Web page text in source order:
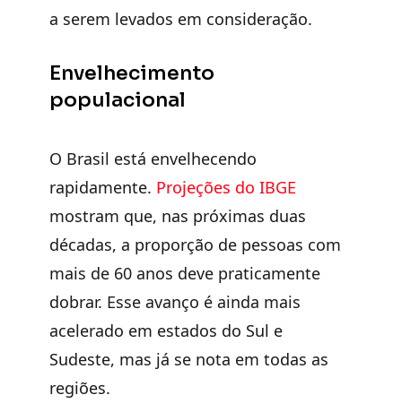
a serem levados em consideração.
Envelhecimento
populacional
O Brasil está envelhecendo
rapidamente. Projeções do IBGE
mostram que, nas próximas duas
décadas, a proporção de pessoas com
mais de 60 anos deve praticamente
dobrar. Esse avanço é ainda mais
acelerado em estados do Sul e
Sudeste, mas já se nota em todas as
regiões.